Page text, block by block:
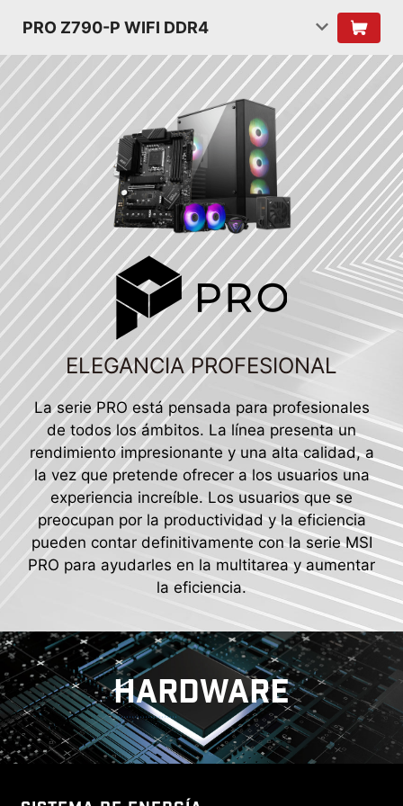
PRO Z790-P WIFI DDR4
ELEGANCIA PROFESIONAL
La serie PRO está pensada para profesionales
de todos los ámbitos. La línea presenta un
rendimiento impresionante y una alta calidad, a
la vez que pretende ofrecer a los usuarios una
experiencia increíble. Los usuarios que se
preocupan por la productividad y la eficiencia
pueden contar definitivamente con la serie MSI
PRO para ayudarles en la multitarea y aumentar
la eficiencia.
HARDWARE